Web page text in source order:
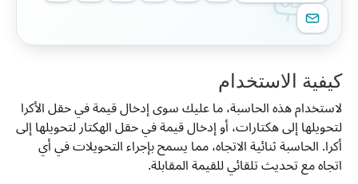
كيفية الاستخدام
لاستخدام هذه الحاسبة، ما عليك سوى إدخال قيمة في حقل الأكرا
لتحويلها إلى هكتارات، أو إدخال قيمة في حقل الهكتار لتحويلها إلى
أكرا. الحاسبة ثنائية الاتجاه، مما يسمح بإجراء التحويلات في أي
اتجاه مع تحديث تلقائي للقيمة المقابلة.